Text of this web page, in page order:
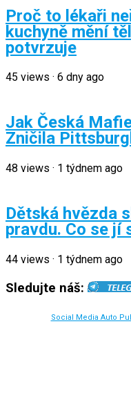
Proč to lékaři
kuchyně mění
potvrzuje
45 views · 6 dny ago
Jak Česká
Zničila
48 views · 1 týdnem ago
Dětská hvězda
pravdu. Co se jí
44 views · 1 týdnem ago
Sledujte náš:
Social Media Auto